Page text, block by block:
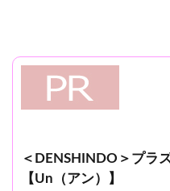
＜DENSHINDO＞プラ
【Un（アン）】